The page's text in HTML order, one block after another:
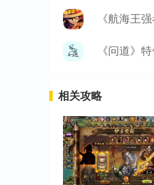
《问道》
相关攻略